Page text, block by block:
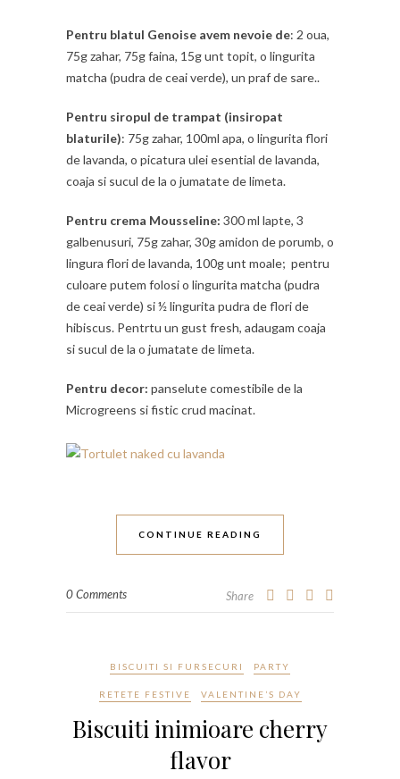
Pentru blatul Genoise avem nevoie de: 2 oua,
75g zahar, 75g faina, 15g unt topit, o lingurita
matcha (pudra de ceai verde), un praf de sare..
Pentru siropul de trampat (insiropat
blaturile): 75g zahar, 100ml apa, o lingurita flori
de lavanda, o picatura ulei esential de lavanda,
coaja si sucul de la o jumatate de limeta.
Pentru crema Mousseline: 300 ml lapte, 3
galbenusuri, 75g zahar, 30g amidon de porumb, o
lingura flori de lavanda, 100g unt moale; pentru
culoare putem folosi o lingurita matcha (pudra
de ceai verde) si ½ lingurita pudra de flori de
hibiscus. Pentrtu un gust fresh, adaugam coaja
si sucul de la o jumatate de limeta.
Pentru decor: panselute comestibile de la
Microgreens si fistic crud macinat.
CONTINUE READING
0 Comments Share
BISCUITI SI FURSECURI PARTY
RETETE FESTIVE VALENTINE’S DAY
Biscuiti inimioare cherry
flavor